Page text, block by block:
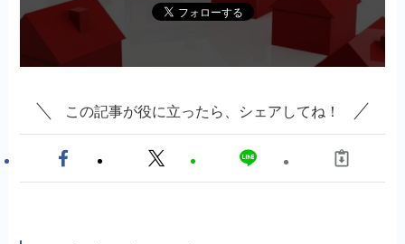
この記事が役に立ったら、シェアしてね！